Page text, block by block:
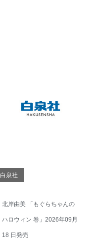
白泉社
北岸由美 「もぐらちゃんの
ハロウィン 巻」2026年09月
18 日発売